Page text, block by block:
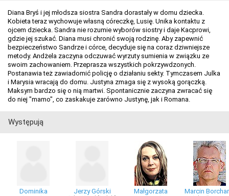
Diana Bryś i jej młodsza siostra Sandra dorastały w domu dziecka.
Kobieta teraz wychowuje własną córeczkę, Lusię. Unika kontaktu z
ojcem dziecka. Sandra nie rozumie wyborów siostry i daje Kacprowi,
gdzie jej szukać. Diana musi chronić swoją rodzinę. Aby zapewnić
bezpieczeństwo Sandrze i córce, decyduje się na coraz dziwniejsze
metody. Andżela zaczyna odczuwać wyrzuty sumienia w związku ze
swoim zachowaniem. Przeprasza wszystkich pokrzywdzonych.
Postanawia też zawiadomić policję o działaniu sekty. Tymczasem Julka
i Marysia wracają do domu. Justyna zmaga się z wysoką gorączką.
Maksym bardzo się o nią martwi. Spontanicznie zaczyna zwracać się
do niej "mamo", co zaskakuje zarówno Justynę, jak i Romana.
Występują
Dominika
Jerzy Górski
Małgorzata
Marcin